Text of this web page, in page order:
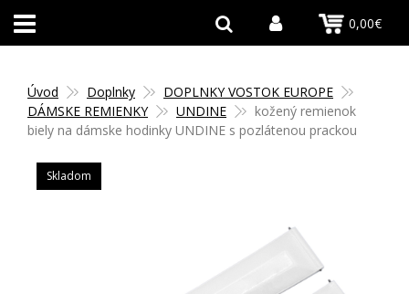
0,00€
Úvod Doplnky
DOPLNKY VOSTOK EUROPE
DÁMSKE REMIENKY
UNDINE
kožený remienok
biely na dámske hodinky UNDINE s pozlátenou prackou
Skladom